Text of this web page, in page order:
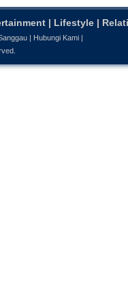
| Lifestyle |
Hubungi Kami